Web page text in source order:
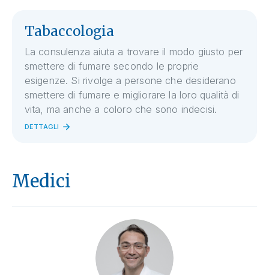
Tabaccologia
La consulenza aiuta a trovare il modo giusto per
smettere di fumare secondo le proprie
esigenze. Si rivolge a persone che desiderano
smettere di fumare e migliorare la loro qualità di
vita, ma anche a coloro che sono indecisi.
DETTAGLI
Medici